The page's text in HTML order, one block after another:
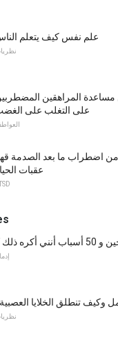
علم نفس كيف يتعلم
مساعدة المراهقين
على التغلب على
اضطراب ما بعد الصدمة
عقبات
أكره ذلك
وكيف تنطلق الخلايا